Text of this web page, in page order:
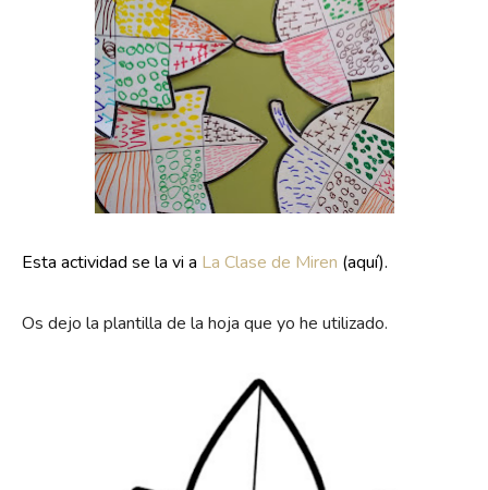
Esta actividad se la vi a La Clase de Miren (aquí).
Os dejo la plantilla de la hoja que yo he utilizado.